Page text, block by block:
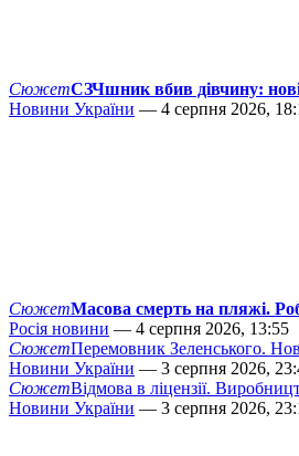
СюжетСЗЧшник вбив дівчину: нові
Новини України — 4 серпня 2026,
СюжетМасова смерть на пляжі.
Росія новини — 4 серпня 2026, 13:55
СюжетПеремовник Зеленського.
Новини України — 3 серпня 2026,
СюжетВідмова в ліцензії.
Новини України — 3 серпня 2026,